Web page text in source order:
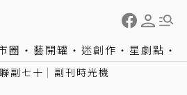
圈 藝開罐 迷創作 星劇點
聯副七十 副刊時光機